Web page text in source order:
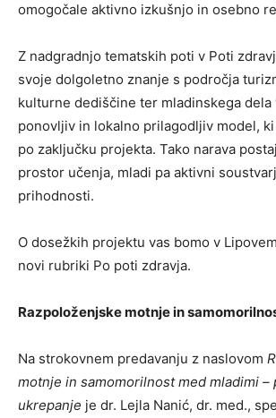
omogočale aktivno izkušnjo in osebno
Z nadgradnjo tematskih poti v Poti
svoje dolgoletno znanje s področja
kulturne dediščine ter mladinskega dela
ponovljiv in lokalno prilagodljiv model,
po zaključku projekta. Tako narava
prostor učenja, mladi pa aktivni
prihodnosti.
O dosežkih projektu vas bomo v
novi rubriki Po poti zdravja.
Razpoloženjske motnje in
Na strokovnem predavanju z naslovom
motnje in samomorilnost med mladimi –
ukrepanje je dr. Lejla Nanić, dr. med.,